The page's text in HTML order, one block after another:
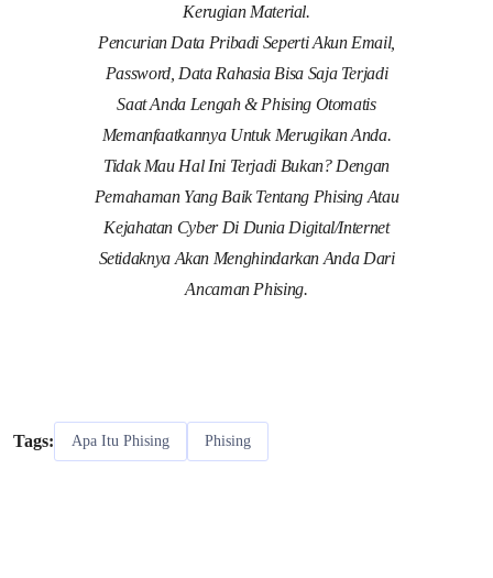
Kerugian Material.
Pencurian Data Pribadi Seperti Akun Email,
Password, Data Rahasia Bisa Saja Terjadi
Saat Anda Lengah & Phising Otomatis
Memanfaatkannya Untuk Merugikan Anda.
Tidak Mau Hal Ini Terjadi Bukan? Dengan
Pemahaman Yang Baik Tentang Phising Atau
Kejahatan Cyber Di Dunia Digital/internet
Setidaknya Akan Menghindarkan Anda Dari
Ancaman Phising.
Tags: Apa Itu Phising Phising